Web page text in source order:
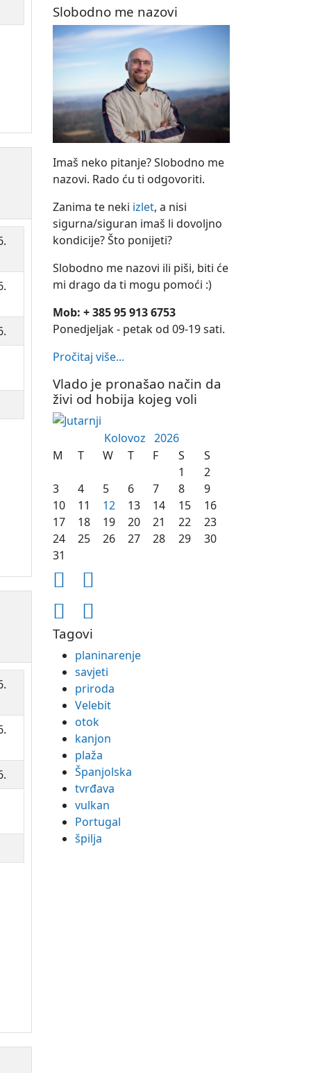
Slobodno me nazovi
Imaš neko pitanje? Slobodno me
nazovi. Rado ću ti odgovoriti.
Zanima te neki izlet, a nisi
sigurna/siguran imaš li dovoljno
kondicije? Što ponijeti?
Slobodno me nazovi ili piši, biti će
mi drago da ti mogu pomoći :)
Mob: + 385 95 913 6753
Ponedjeljak - petak od 09-19 sati.
Pročitaj više...
Vlado je pronašao način da
živi od hobija kojeg voli
Kolovoz 2026
M
T W T F S
S
1
2
3
4 5 6 7 8
9
10
11 12 13 14 15
16
17
18 19 20 21 22
23
24
25 26 27 28 29
30
31
Tagovi
planinarenje
savjeti
priroda
Velebit
otok
kanjon
plaža
Španjolska
tvrđava
vulkan
Portugal
špilja